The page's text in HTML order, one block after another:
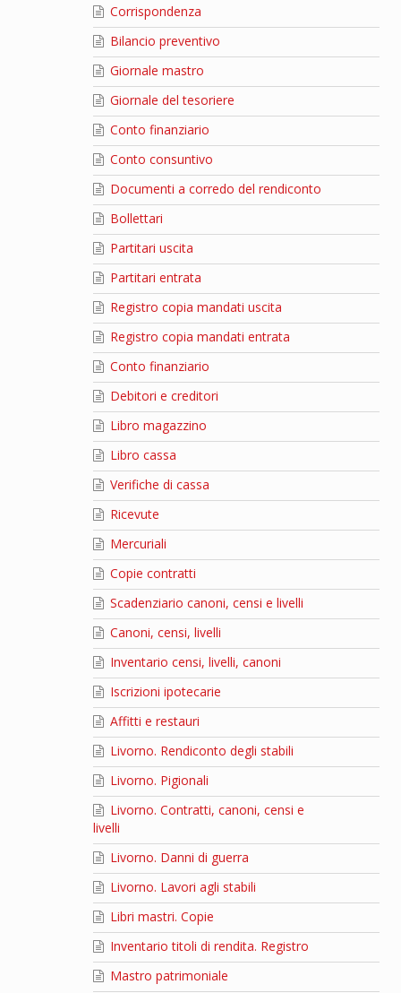
Corrispondenza
Bilancio preventivo
Giornale mastro
Giornale del tesoriere
Conto finanziario
Conto consuntivo
Documenti a corredo del rendiconto
Bollettari
Partitari uscita
Partitari entrata
Registro copia mandati uscita
Registro copia mandati entrata
Conto finanziario
Debitori e creditori
Libro magazzino
Libro cassa
Verifiche di cassa
Ricevute
Mercuriali
Copie contratti
Scadenziario canoni, censi e livelli
Canoni, censi, livelli
Inventario censi, livelli, canoni
Iscrizioni ipotecarie
Affitti e restauri
Livorno. Rendiconto degli stabili
Livorno. Pigionali
Livorno. Contratti, canoni, censi e
livelli
Livorno. Danni di guerra
Livorno. Lavori agli stabili
Libri mastri. Copie
Inventario titoli di rendita. Registro
Mastro patrimoniale